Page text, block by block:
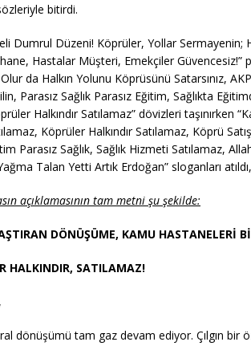
bitirdi.
Dumrul Düzeni! Köprüler, Yollar Sermayenin;
Hastalar Müşteri, Emekçiler Güvencesiz!”
da Halkın Yolunu Köprüsünü Satarsınız,
Parasız Sağlık Parasız Eğitim, Sağlıkta
Halkındır Satılamaz” dövizleri taşınırken
Köprüler Halkındır Satılamaz, Köprü
Parasız Sağlık, Sağlık Hizmeti Satılamaz,
Talan Yetti Artık Erdoğan” sloganları
açıklamasının tam metni şu şekilde:
DÖNÜŞÜME, KAMU HASTANELERİ
HALKINDIR, SATILAMAZ!
dönüşümü tam gaz devam ediyor. Çılgın bir